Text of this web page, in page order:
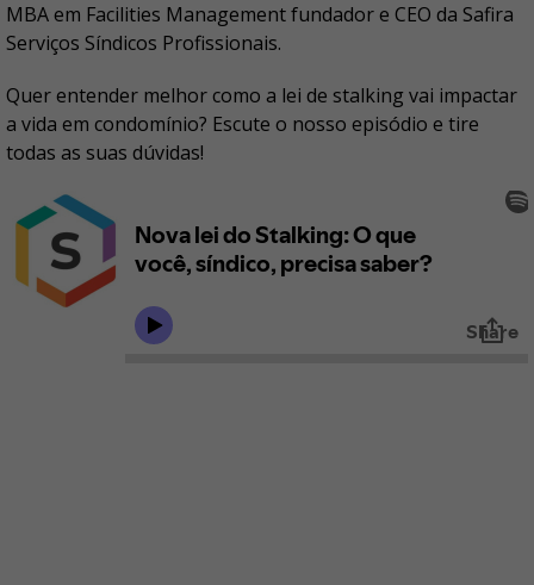
MBA em Facilities Management fundador e CEO da Safira
Serviços Síndicos Profissionais.
Quer entender melhor como a lei de stalking vai impactar
a vida em condomínio? Escute o nosso episódio e tire
todas as suas dúvidas!